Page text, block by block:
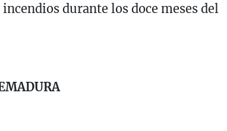
durante los doce meses del